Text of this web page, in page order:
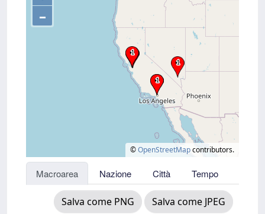
–
©OpenStreetMapcontributors.
Macroarea Nazione Città Tempo
Salva come PNG Salva come JPEG